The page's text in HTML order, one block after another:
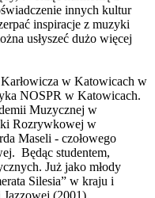
innych kultur
inspiracje z muzyki
usłyszeć dużo więcej
w Katowicach w
NOSPR w Katowicach.
Muzycznej w
Rozrywkowej w
Maseli - czołowego
Będąc studentem,
Już jako młody
Silesia” w kraju i
(2001).